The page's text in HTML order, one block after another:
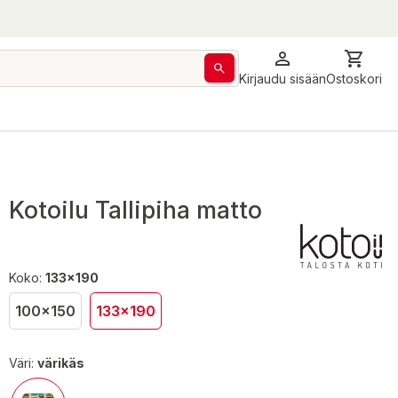
Kirjaudu sisäänOstoskori
Kotoilu Tallipiha matto
Koko: 133x190
100x150 133x190
Väri: värikäs